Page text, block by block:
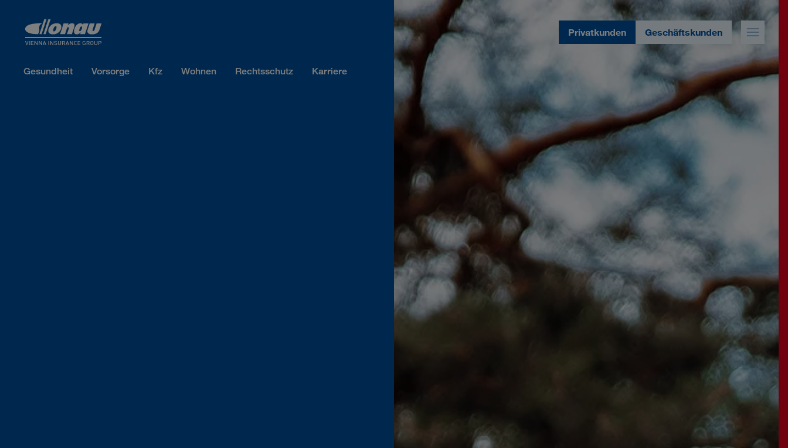
Privatkunden Geschäftskunden
Gesundheit Vorsorge Kfz Wohnen Rechtsschutz Karriere